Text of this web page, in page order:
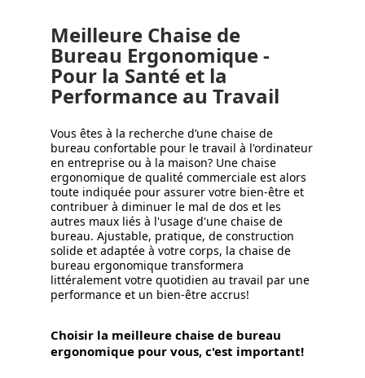
Meilleure Chaise de
Bureau Ergonomique -
Pour la Santé et la
Performance au Travail
Vous êtes à la recherche d’une chaise de
bureau confortable pour le travail à l'ordinateur
en entreprise ou à la maison? Une chaise
ergonomique de qualité commerciale est alors
toute indiquée pour assurer votre bien-être et
contribuer à diminuer le mal de dos et les
autres maux liés à l'usage d'une chaise de
bureau. Ajustable, pratique, de construction
solide et adaptée à votre corps, la chaise de
bureau ergonomique transformera
littéralement votre quotidien au travail par une
performance et un bien-être accrus!
Choisir la meilleure chaise de bureau
ergonomique pour vous, c'est important!